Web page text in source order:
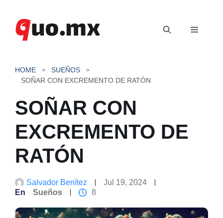
contenido
Menú
HOME
SUEÑOS
SOÑAR CON EXCREMENTO DE RATÓN
SOÑAR CON
EXCREMENTO DE
RATÓN
Salvador Benítez
Jul 19, 2024
En
Sueños 8